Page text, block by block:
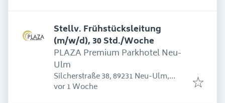
Stellv. Frühstücksleitung
(m/w/d), 30 Std./Woche
PLAZA Premium Parkhotel Neu-
Ulm
Silcherstraße 38, 89231 Neu-Ulm,
Deutschland
Erschienen:
vor 1 Woche